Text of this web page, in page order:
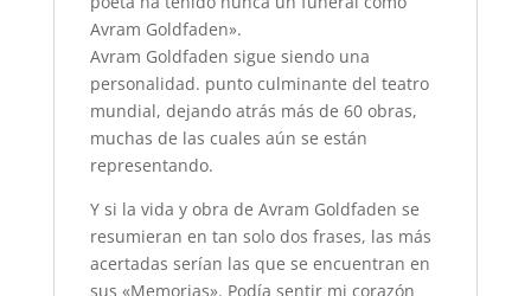
Avram Goldfaden».
Avram Goldfaden sigue siendo una
personalidad. punto culminante del teatro
mundial, dejando atrás más de 60 obras,
muchas de las cuales aún se están
representando.
Y si la vida y obra de Avram Goldfaden se
resumieran en tan solo dos frases, las más
acertadas serían las que se encuentran en
sus «Memorias». Podía sentir mi corazón